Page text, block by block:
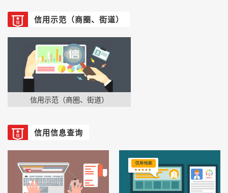
信用示范（商圈、街道）
信用示范（商圈、街道）
信用信息查询